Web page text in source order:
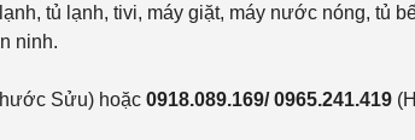
tủ lạnh, tivi, máy giặt, máy nước nóng, tủ
ninh.
Sửu) hoặc0918.089.169/ 0965.241.419